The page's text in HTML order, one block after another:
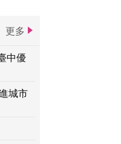
更多
中優
城市